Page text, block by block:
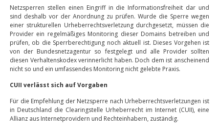
Netzsperren stellen einen Eingriff in die Informationsfreiheit dar und
sind deshalb vor der Anordnung zu prüfen. Wurde die Sperre wegen
einer strukturellen Urheberrechtsverletzung durchgesetzt, müssen die
Provider ein regelmäßiges Monitoring dieser Domains betreiben und
prüfen, ob die Sperrberechtigung noch aktuell ist. Dieses Vorgehen ist
von der Bundesnetzagentur so festgelegt und alle Provider sollten
diesen Verhaltenskodex verinnerlicht haben. Doch dem ist anscheinend
nicht so und ein umfassendes Monitoring nicht gelebte Praxis.
CUII verlässt sich auf Vorgaben
Für die Empfehlung der Netzsperre nach Urheberrechtsverletzungen ist
in Deutschland die Clearingstelle Urheberrecht im Internet (CUII), eine
Allianz aus Internetprovidern und Rechteinhabern, zuständig.